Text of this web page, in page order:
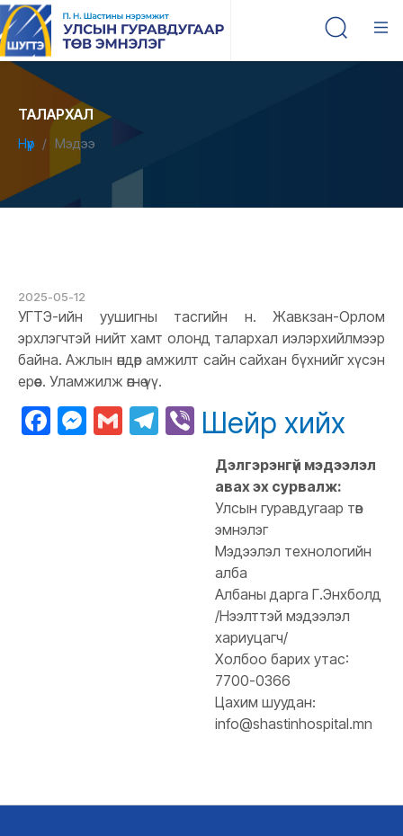
ТАЛАРХАЛ
Нүүр Мэдээ
2025-05-12
УГТЭ-ийн уушигны тасгийн н. Жавкзан-Орлом
эрхлэгчтэй нийт хамт олонд талархал иэлэрхийлмээр
байна. Ажлын өндөр амжилт сайн сайхан бүхнийг хүсэн
ерөөе. Уламжилж өгнө үү.
Facebook
Messenger
GmailTelegram
Viber
Шейр хийх
Дэлгэрэнгүй мэдээлэл
авах эх сурвалж:
Улсын гуравдугаар төв
эмнэлэг
Мэдээлэл технологийн
алба
Албаны дарга Г.Энхболд
/Нээлттэй мэдээлэл
хариуцагч/
Холбоо барих утас:
7700-0366
Цахим шуудан:
info@shastinhospital.mn